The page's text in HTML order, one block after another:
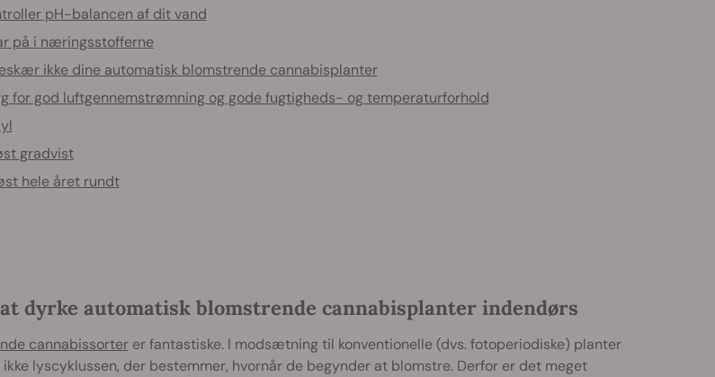
pH-balancen af dit vand
på i næringsstofferne
ikke dine automatisk blomstrende cannabisplanter
for god luftgennemstrømning og gode fugtigheds- og temperaturforhold
gradvist
hele året rundt
dyrke automatisk blomstrende cannabisplanter indendørs
cannabissorterer fantastiske. I modsætning til konventionelle (dvs. fotoperiodiske) planter
lyscyklussen, der bestemmer, hvornår de begynder at blomstre. Derfor er det meget